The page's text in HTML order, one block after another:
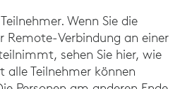
Wenn Sie die
Remote-Verbindung an einer
sehen Sie hier, wie
alle Teilnehmer können